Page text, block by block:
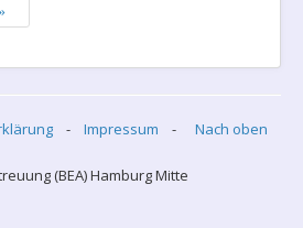
Nach oben
- Impressum -
(BEA) Hamburg Mitte